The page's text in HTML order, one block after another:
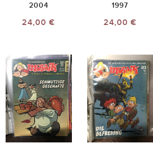
2004
24,00 €
1997
24,00 €